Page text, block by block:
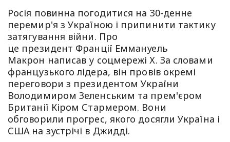
Росія повинна погодитися на 30-денне
перемир'я з Україною і припинити тактику
затягування війни. Про
це президент Франції Еммануель
Макрон написав у соцмережі Х. За словами
французького лідера, він провів окремі
переговори з президентом України
Володимиром Зеленським та прем'єром
Британії Кіром Стармером. Вони
обговорили прогрес, якого досягли Україна і
США на зустрічі в Джидді.